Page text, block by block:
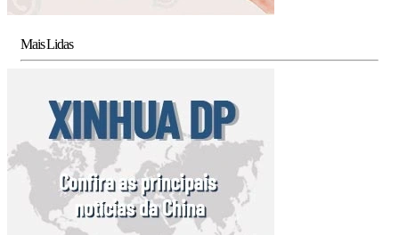
Mais Lidas